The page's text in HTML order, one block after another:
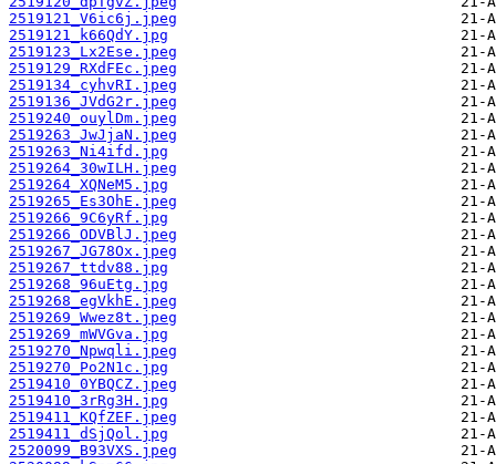
2519121_V6ic6j.jpeg
2519121_k66QdY.jpg
2519123_Lx2Ese.jpeg
2519129_RXdFEc.jpeg
2519134_cyhvRI.jpeg
2519136_JVdG2r.jpeg
2519240_ouylDm.jpeg
2519263_JwJjaN.jpeg
2519263_Ni4ifd.jpg
2519264_30wILH.jpeg
2519264_XQNeM5.jpg
2519265_Es3OhE.jpeg
2519266_9C6yRf.jpg
2519266_ODVBlJ.jpeg
2519267_JG78Ox.jpeg
2519267_ttdv88.jpg
2519268_96uEtg.jpg
2519268_egVkhE.jpeg
2519269_Wwez8t.jpeg
2519269_mWVGva.jpg
2519270_Npwqli.jpeg
2519270_Po2N1c.jpg
2519410_0YBQCZ.jpeg
2519410_3rRg3H.jpg
2519411_KQfZEF.jpeg
2519411_dSjQol.jpg
2520099_B93VXS.jpeg